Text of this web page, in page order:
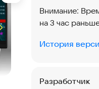
Внимание:
на 3 час
История
Разработчик